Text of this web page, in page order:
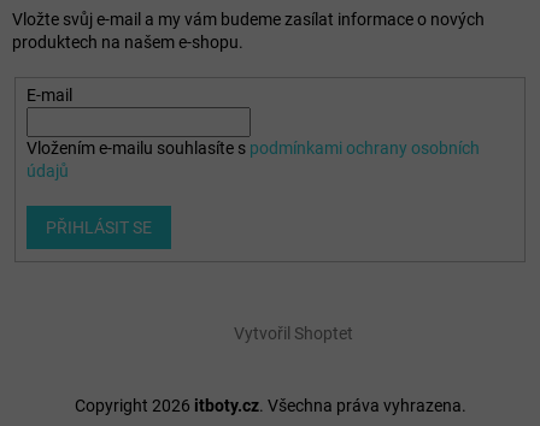
Vložte svůj e-mail a my vám budeme zasílat informace o nových
produktech na našem e-shopu.
E-mail
Vložením e-mailu souhlasíte s podmínkami ochrany osobních
údajů
PŘIHLÁSIT SE
Vytvořil Shoptet
Copyright 2026 itboty.cz. Všechna práva vyhrazena.